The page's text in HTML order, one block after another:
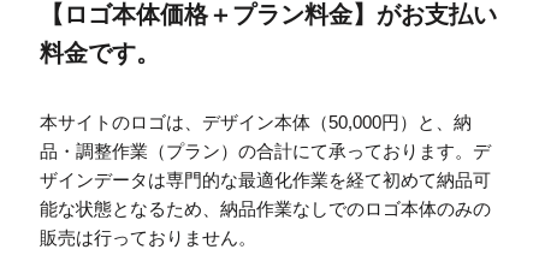
【ロゴ本体価格＋プラン料金】がお支払い
料金です。
本サイトのロゴは、デザイン本体（50,000円）と、納
品・調整作業（プラン）の合計にて承っております。デ
ザインデータは専門的な最適化作業を経て初めて納品可
能な状態となるため、納品作業なしでのロゴ本体のみの
販売は行っておりません。